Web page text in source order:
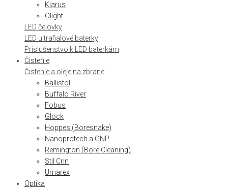
Klarus
Olight
LED čelovky
LED ultrafialové baterky
Príslušenstvo k LED baterkám
Čistenie
Čistenie a oleje na zbrane
Ballistol
Buffalo River
Fobus
Glock
Hoppes (Boresnake)
Nanoprotech a GNP
Remington (Bore Cleaning)
Stil Crin
Umarex
Optika